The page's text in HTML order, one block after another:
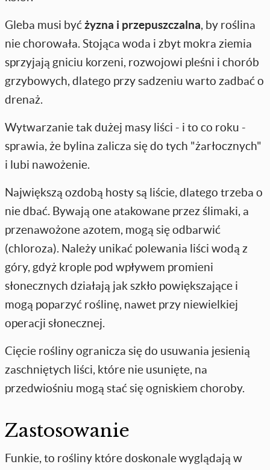
Gleba musi byćżyzna i przepuszczalna, by roślina
nie chorowała. Stojąca woda i zbyt mokra ziemia
sprzyjają gniciu korzeni, rozwojowi pleśni i chorób
grzybowych, dlatego przy sadzeniu warto zadbać o
drenaż.
Wytwarzanie tak dużej masy liści - i to co roku -
sprawia, że bylina zalicza się do tych "żarłocznych"
i lubi nawożenie.
Największą ozdobą hosty są liście, dlatego trzeba o
nie dbać. Bywają one atakowane przez ślimaki, a
przenawożone azotem, mogą się odbarwić
(chloroza). Należy unikać polewania liści wodą z
góry, gdyż krople pod wpływem promieni
słonecznych działają jak szkło powiększające i
mogą poparzyć roślinę, nawet przy niewielkiej
operacji słonecznej.
Cięcie rośliny ogranicza się do usuwania jesienią
zaschniętych liści, które nie usunięte, na
przedwiośniu mogą stać się ogniskiem choroby.
Zastosowanie
Funkie, to rośliny które doskonale wyglądają w